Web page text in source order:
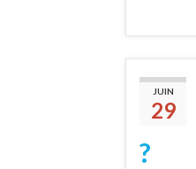
JUIN
29
?